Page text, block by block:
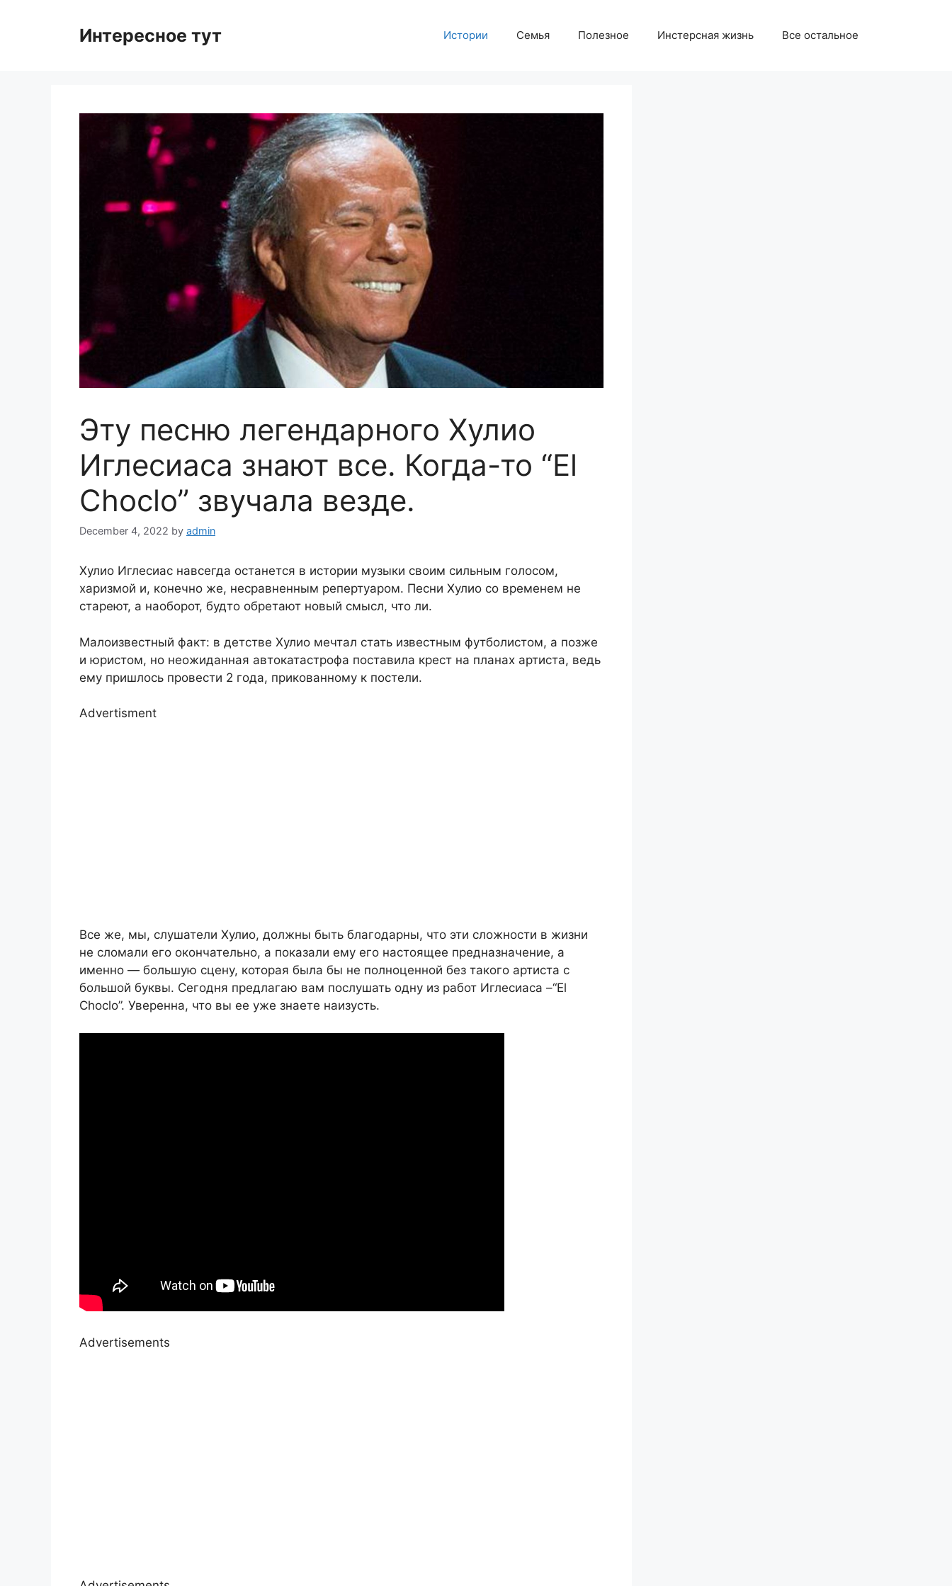
Интересное тут Истории Семья Полезное Инстерсная жизнь Все остальное
Эту песню легендарного Хулио
Иглесиаса знают все. Когда-то “El
Choclo” звучала везде.
December 4, 2022 by admin
Хулио Иглесиас навсегда останется в истории музыки своим сильным голосом,
харизмой и, конечно же, несравненным репертуаром. Песни Хулио со временем не
стареют, а наоборот, будто обретают новый смысл, что ли.
Малоизвестный факт: в детстве Хулио мечтал стать известным футболистом, а позже
и юристом, но неожиданная автокатастрофа поставила крест на планах артиста, ведь
ему пришлось провести 2 года, прикованному к постели.
Advertisment
Все же, мы, слушатели Хулио, должны быть благодарны, что эти сложности в жизни
не сломали его окончательно, а показали ему его настоящее предназначение, а
именно — большую сцену, которая была бы не полноценной без такого артиста с
большой буквы. Сегодня предлагаю вам послушать одну из работ Иглесиаса –“El
Choclo”. Уверенна, что вы ее уже знаете наизусть.
Advertisements